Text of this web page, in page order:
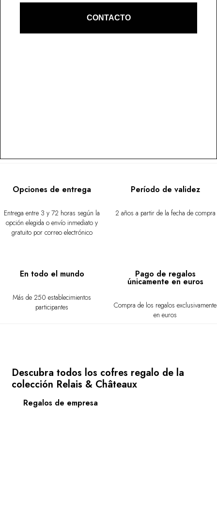
CONTACTO
Opciones de entrega
Entrega entre 3 y 72 horas según la
opción elegida o envío inmediato y
gratuito por correo electrónico
Período de validez
2 años a partir de la fecha de compra
En todo el mundo
Más de 250 establecimientos
participantes
Pago de regalos
únicamente en euros
Compra de los regalos exclusivamente
en euros
Descubra todos los cofres regalo de la
colección Relais & Châteaux
Regalos de empresa